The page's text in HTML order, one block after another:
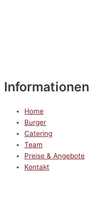
Informationen
Home
Burger
Catering
Team
Preise & Angebote
Kontakt